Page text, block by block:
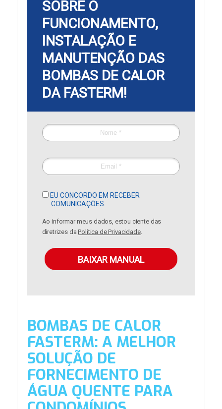
SOBRE O
FUNCIONAMENTO,
INSTALAÇÃO E
MANUTENÇÃODAS
BOMBAS DE CALOR
DA FASTERM!
EU CONCORDO EM RECEBER
COMUNICAÇÕES.
Ao informar meus dados, estou ciente das
diretrizes daPolítica de Privacidade.
BAIXAR MANUAL
BOMBAS DE CALOR
FASTERM: A MELHOR
SOLUÇÃO DE
FORNECIMENTO DE
ÁGUA QUENTE PARA